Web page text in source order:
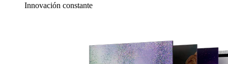
Innovación constante